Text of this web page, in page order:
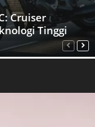
Cruiser
Tinggi